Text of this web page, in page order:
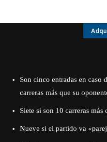
Son cinco entradas en caso
carreras más que su
Siete si son 10 carreras
Nueve si el partido va